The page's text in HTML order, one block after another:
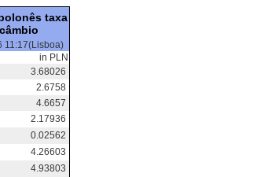
taxa
11:17(Lisboa)
in PLN
3.68026
2.6758
4.6657
2.17936
0.02562
4.26603
4.93803